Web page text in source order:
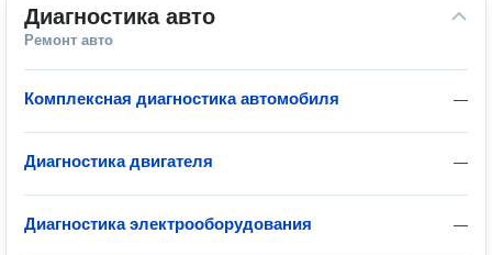
Диагностика авто
Ремонт авто
—
Комплексная диагностика автомобиля
—
Диагностика двигателя
—
Диагностика электрооборудования